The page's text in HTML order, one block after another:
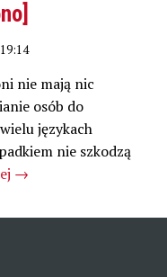
nie mają nic
osób do
językach
nie szkodzą
→